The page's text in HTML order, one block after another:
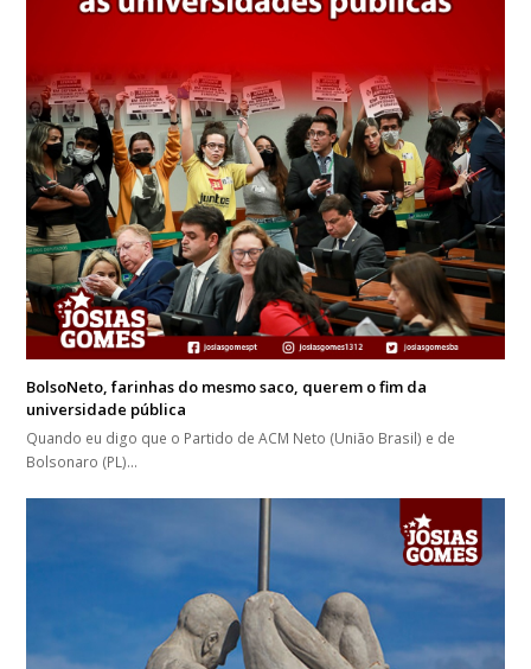
BolsoNeto, farinhas do mesmo saco, querem o fim da
universidade pública
Quando eu digo que o Partido de ACM Neto (União Brasil) e de
Bolsonaro (PL)…